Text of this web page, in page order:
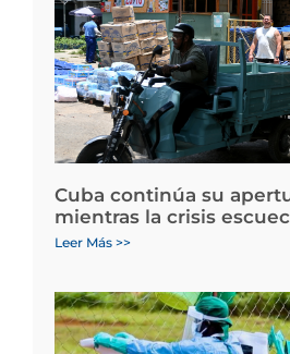
Cuba continúa su
mientras la crisis
Leer Más >>